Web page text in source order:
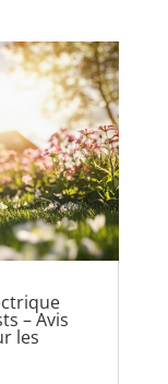
– Avis
les